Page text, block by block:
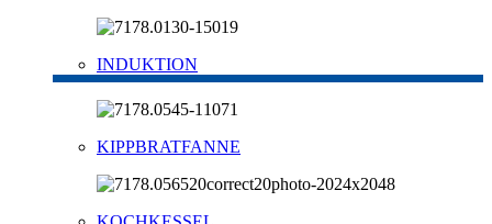
INDUKTION
KIPPBRATFANNE